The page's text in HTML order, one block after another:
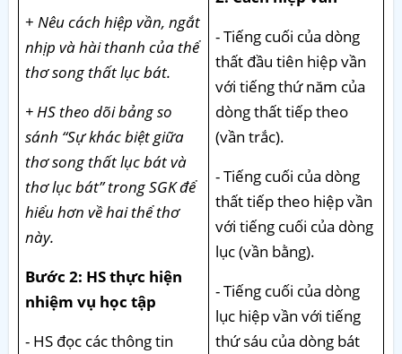
+Nêu cách hiệp vần, ngắt
nhịp và hài thanh của thể
thơ song thất lục bát.
+ HS theo dõi bảng so
sánh “Sự khác biệt giữa
thơ song thất lục bát và
thơ lục bát” trong SGK để
hiểu hơn về hai thể thơ
này.
Bước 2: HS thực hiện
nhiệm vụ học tập
- HS đọc các thông tin
- Tiếng cuối của dòng
thất đầu tiên hiệp vần
với tiếng thứ năm của
dòng thất tiếp theo
(vần trắc).
- Tiếng cuối của dòng
thất tiếp theo hiệp vần
với tiếng cuối của dòng
lục (vần bằng).
- Tiếng cuối của dòng
lục hiệp vần với tiếng
thứ sáu của dòng bát